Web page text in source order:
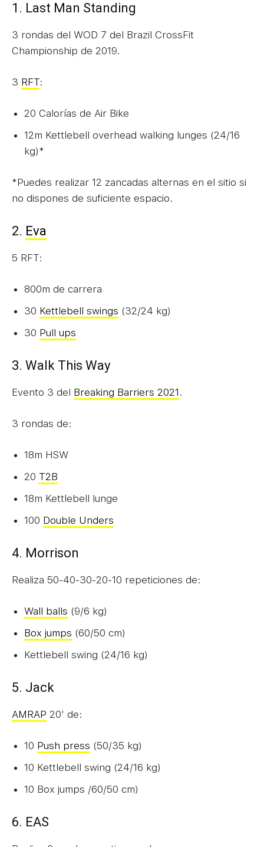
1. Last Man Standing
3 rondas del WOD 7 del Brazil CrossFit
Championship de 2019.
3 RFT:
20 Calorías de Air Bike
12m Kettlebell overhead walking lunges (24/16
kg)*
*Puedes realizar 12 zancadas alternas en el sitio si
no dispones de suficiente espacio.
2. Eva
5 RFT:
800m de carrera
30 Kettlebell swings (32/24 kg)
30 Pull ups
3. Walk This Way
Evento 3 del Breaking Barriers 2021 .
3 rondas de:
18m HSW
20 T2B
18m Kettlebell lunge
100 Double Unders
4. Morrison
Realiza 50-40-30-20-10 repeticiones de:
Wall balls (9/6 kg)
Box jumps (60/50 cm)
Kettlebell swing (24/16 kg)
5. Jack
AMRAP 20′ de:
10 Push press (50/35 kg)
10 Kettlebell swing (24/16 kg)
10 Box jumps /60/50 cm)
6. EAS